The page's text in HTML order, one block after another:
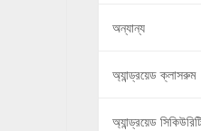
অন্যান্য
অ্যান্ড্রয়েড ক্লাসরুম
অ্যান্ড্রয়েড